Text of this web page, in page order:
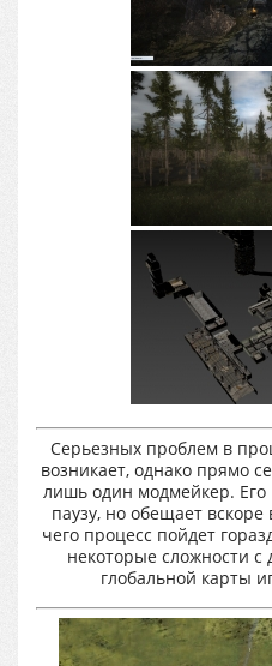
Серьезных проблем в
возникает, однако прямо
лишь один модмейкер.
паузу, но обещает вскоре
чего процесс пойдет
некоторые сложности с
глобальной карты